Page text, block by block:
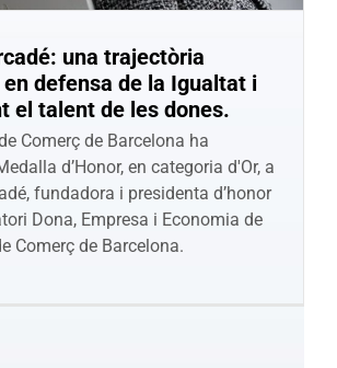
una trajectòria
defensa de la Igualtat i
el talent de les dones.
Comerç de Barcelona ha
d’Honor, en categoria d'Or, a
fundadora i presidenta d’honor
Dona, Empresa i Economia de
Comerç de Barcelona.